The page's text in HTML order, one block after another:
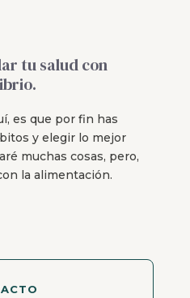
tu salud con
es que por fin has
y elegir lo mejor
muchas cosas, pero,
la alimentación.